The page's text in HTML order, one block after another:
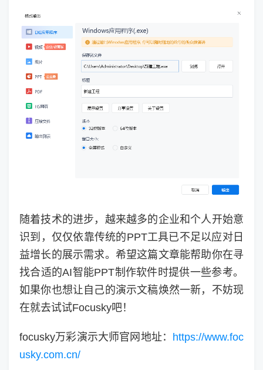
随着技术的进步，越来越多的企业和个人开始意
识到，仅仅依靠传统的PPT工具已不足以应对日
益增长的展示需求。希望这篇文章能帮助你在寻
找合适的AI智能PPT制作软件时提供一些参考。
如果你也想让自己的演示文稿焕然一新，不妨现
在就去试试Focusky吧！
focusky万彩演示大师官网地址： https://www.foc
usky.com.cn/